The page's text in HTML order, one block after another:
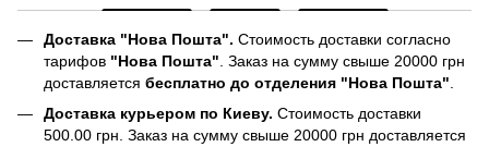
Доставка "Нова Пошта". Стоимость доставки согласно
тарифов "Нова Пошта" . Заказ на сумму свыше 20000 грн
доставляется бесплатно до отделения "Нова Пошта"
Доставка курьером по Киеву. Стоимость доставки
500.00 грн. Заказ на сумму свыше 20000 грн доставляется